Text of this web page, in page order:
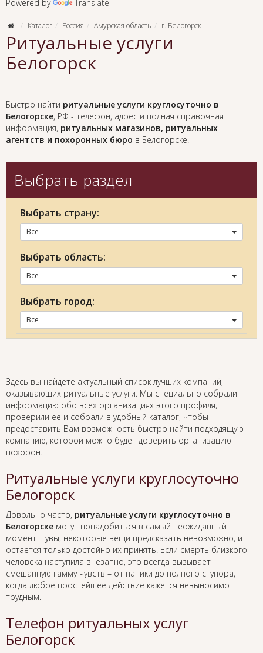
Powered by Translate
Каталог Россия Амурская область г. Белогорск
Ритуальные услуги
Белогорск
Быстро найти ритуальные услуги круглосуточно в
Белогорске, РФ - телефон, адрес и полная справочная
информация, ритуальных магазинов, ритуальных
агентств и похоронных бюро в Белогорске.
Выбрать раздел
Выбрать страну:
Все
Выбрать область:
Все
Выбрать город:
Все
Здесь вы найдете актуальный список лучших компаний,
оказывающих ритуальные услуги. Мы специально собрали
информацию обо всех организациях этого профиля,
проверили ее и собрали в удобный каталог, чтобы
предоставить Вам возможность быстро найти подходящую
компанию, которой можно будет доверить организацию
похорон.
Ритуальные услуги круглосуточно
Белогорск
Довольно часто, ритуальные услуги круглосуточно в
Белогорске могут понадобиться в самый неожиданный
момент – увы, некоторые вещи предсказать невозможно, и
остается только достойно их принять. Если смерть близкого
человека наступила внезапно, это всегда вызывает
смешанную гамму чувств – от паники до полного ступора,
когда любое простейшее действие кажется невыносимо
трудным.
Телефон ритуальных услуг
Белогорск